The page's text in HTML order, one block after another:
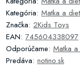
Kategória: Matka a
Značka: 2Kids Toys
EAN: 745604338097
Odporúčame: Matka
Predáva: notino.sk